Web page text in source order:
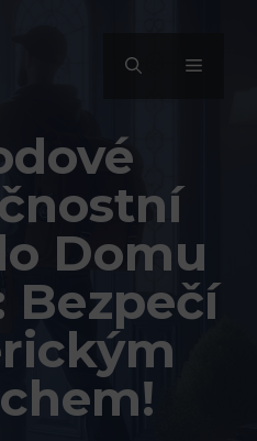
MENU
Domu
Bezpečí